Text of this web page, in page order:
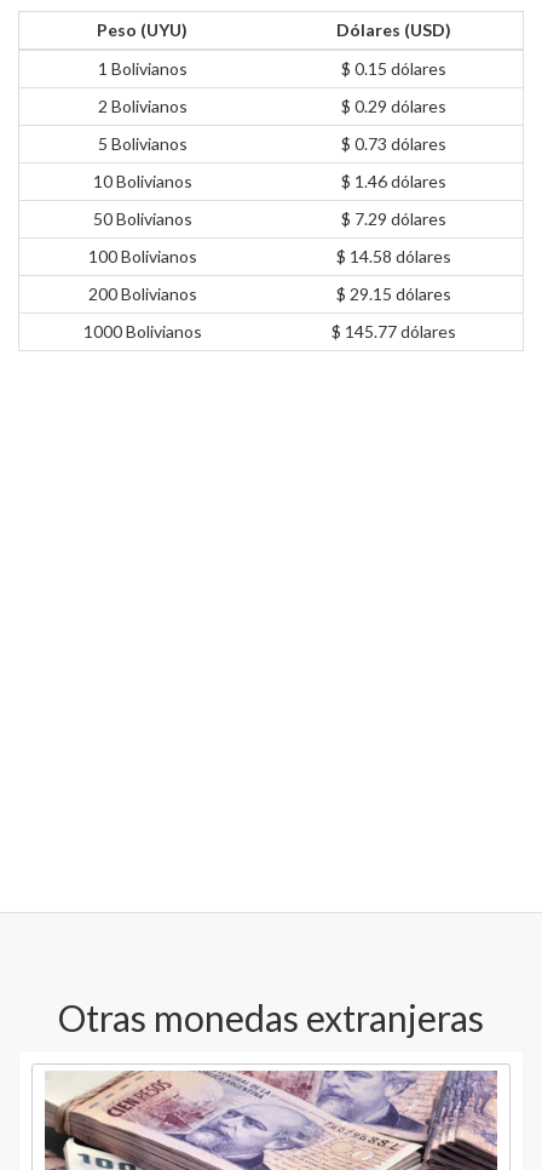
Peso (UYU)
Dólares (USD)
1 Bolivianos
$ 0.15 dólares
2 Bolivianos
$ 0.29 dólares
5 Bolivianos
$ 0.73 dólares
10 Bolivianos
$ 1.46 dólares
50 Bolivianos
$ 7.29 dólares
100 Bolivianos
$ 14.58 dólares
200 Bolivianos
$ 29.15 dólares
1000 Bolivianos
$ 145.77 dólares
Otras monedas extranjeras